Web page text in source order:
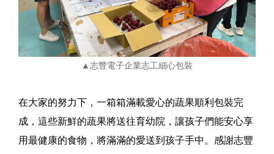
▲志豐電子企業志工細心包裝
在大家的努力下，一箱箱滿載愛心的蔬果順利包裝完
成，這些新鮮的蔬果將送往育幼院，讓孩子們能安心享
用最健康的食物，將滿滿的愛送到孩子手中。感謝志豐